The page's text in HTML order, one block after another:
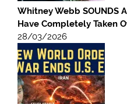
Whitney Webb SOUNDS
Have Completely Taken
28/03/2026